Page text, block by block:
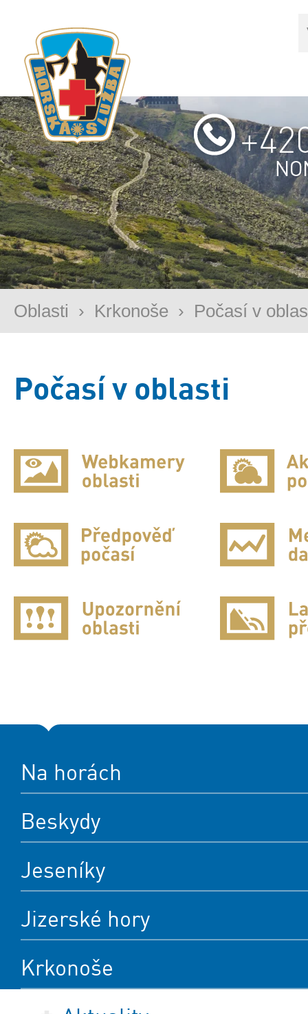
Oblasti › Krkonoše › Počasí v
Počasí v oblasti
Na horách
Beskydy
Jeseníky
Jizerské hory
Krkonoše